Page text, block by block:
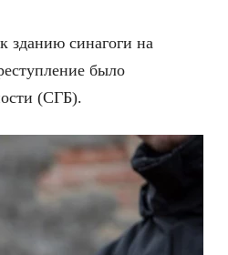
зданию синагоги на
было
(СГБ).